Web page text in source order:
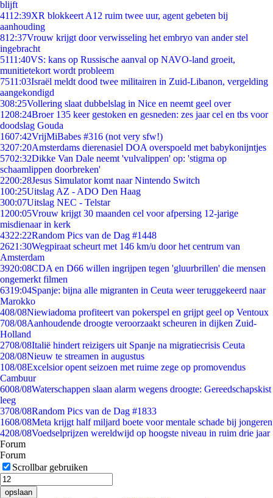
blijft
4112:39XR blokkeert A12 ruim twee uur, agent gebeten bij
aanhouding
812:37Vrouw krijgt door verwisseling het embryo van ander stel
ingebracht
5111:40VS: kans op Russische aanval op NAVO-land groeit,
munitietekort wordt probleem
7511:03Israël meldt dood twee militairen in Zuid-Libanon, vergelding
aangekondigd
308:25Vollering slaat dubbelslag in Nice en neemt geel over
1208:24Broer 135 keer gestoken en gesneden: zes jaar cel en tbs voor
doodslag Gouda
1607:42VrijMiBabes #316 (not very sfw!)
3207:20Amsterdams dierenasiel DOA overspoeld met babykonijntjes
5702:32Dikke Van Dale neemt 'vulvalippen' op: 'stigma op
schaamlippen doorbreken'
2200:28Jesus Simulator komt naar Nintendo Switch
100:25Uitslag AZ - ADO Den Haag
300:07Uitslag NEC - Telstar
1200:05Vrouw krijgt 30 maanden cel voor afpersing 12-jarige
misdienaar in kerk
4322:22Random Pics van de Dag #1448
2621:30Wegpiraat scheurt met 146 km/u door het centrum van
Amsterdam
3920:08CDA en D66 willen ingrijpen tegen 'gluurbrillen' die mensen
ongemerkt filmen
6319:04Spanje: bijna alle migranten in Ceuta weer teruggekeerd naar
Marokko
408/08Niewiadoma profiteert van pokerspel en grijpt geel op Ventoux
708/08Aanhoudende droogte veroorzaakt scheuren in dijken Zuid-
Holland
2708/08Italië hindert reizigers uit Spanje na migratiecrisis Ceuta
208/08Nieuw te streamen in augustus
108/08Excelsior opent seizoen met ruime zege op promovendus
Cambuur
6008/08Waterschappen slaan alarm wegens droogte: Gereedschapskist
leeg
3708/08Random Pics van de Dag #1833
1608/08Meta krijgt half miljard boete voor mentale schade bij jongeren
4208/08Voedselprijzen wereldwijd op hoogste niveau in ruim drie jaar
Forum
Forum
Scrollbar gebruiken
opslaan